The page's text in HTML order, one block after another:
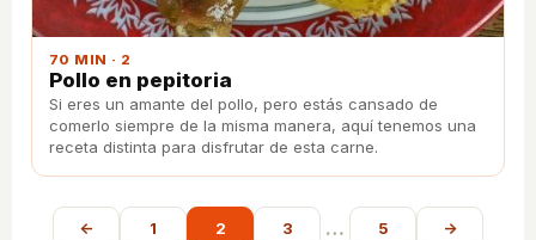
70 MIN · 2
Pollo en pepitoria
Si eres un amante del pollo, pero estás cansado de
comerlo siempre de la misma manera, aquí tenemos una
receta distinta para disfrutar de esta carne.
← 1 2 3 … 5 →